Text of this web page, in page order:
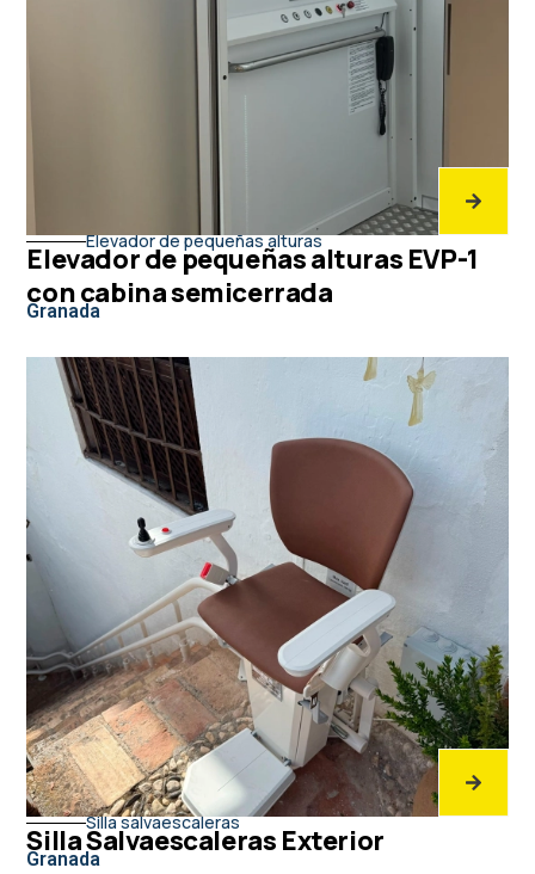
Elevador de pequeñas alturas
Elevador de pequeñas alturas EVP-1
con cabina semicerrada
Granada
Silla salvaescaleras
Silla Salvaescaleras Exterior
Granada